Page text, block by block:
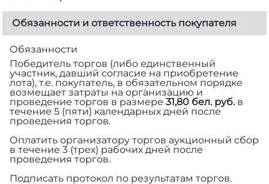
Обязанности и ответственность покупателя
Обязанности
Победитель торгов (либо единственный
участник, давший согласие на приобретение
лота), т.е. покупатель, в обязательном порядке
возмещает затраты на организацию и
проведение торгов в размере 31,80 бел. руб.в
течение 5 (пяти) календарных дней после
проведения торгов.
Оплатить организатору торгов аукционный сбор
в течение 3 (трех) рабочих дней после
проведения торгов.
Подписать протокол по результатам торгов.